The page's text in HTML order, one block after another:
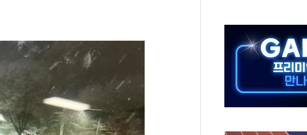
'화합' 꺼낸 김민석에 '뻔뻔' 받아친 정청래…제주 연설서 신경전